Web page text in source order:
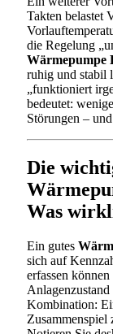
Takten belastet
die Regelung
Wärmepumpe
ruhig und stabil
„funktioniert
bedeutet:
Störungen –
Die
Was
Ein gutes
sich auf
erfassen
Kombination:
Zusammenspiel